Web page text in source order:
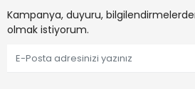
Kampanya, duyuru,
olmak istiyorum.